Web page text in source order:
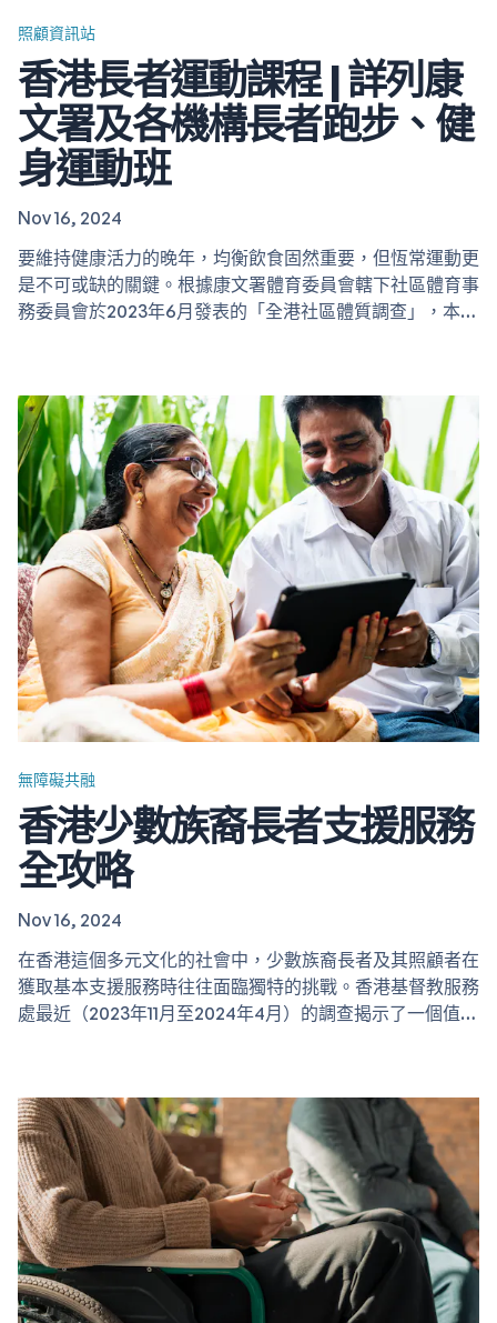
照顧資訊站
香港長者運動課程 | 詳列康
文署及各機構長者跑步、健
身運動班
Nov 16, 2024
要維持健康活力的晚年，均衡飲食固然重要，但恆常運動更
是不可或缺的關鍵。根據康文署體育委員會轄下社區體育事
務委員會於2023年6月發表的「全港社區體質調查」，本港
基礎。 雖然部分長者因為痛症或慢性病而對運動感到卻
步，也有人因為未能找到合適的運動課程而裹足不前，但事
實上，香港現時提供多元化的長者健體活動。這些由政府及
私人機構設計的運動項目，能配合不同體能程度和健康狀況
的長者需要，協助長者向健康晚年邁出第一步。 康樂及文
化事務署(康文署) 長者免費運動課程…
無障礙共融
香港少數族裔長者支援服務
全攻略
Nov 16, 2024
在香港這個多元文化的社會中，少數族裔長者及其照顧者在
獲取基本支援服務時往往面臨獨特的挑戰。香港基督教服務
處最近（2023年11月至2024年4月）的調查揭示了一個值得
隨著本港多元文化長者人口持續增長，消除服務障礙變得更
為迫切。本指南旨在為少數族裔家庭連繫香港各項重要支援
服務，確保每位長者，不分文化背景，都能得到適切的照
顧。 政府支援服務和資源 社會福利署 社會福利署是主要政
府機構，旨在以小冊子、傳單和網上連結的形式向需要社區
援助的人（包括來自不同背景的人）提供福利服務和資訊。
…